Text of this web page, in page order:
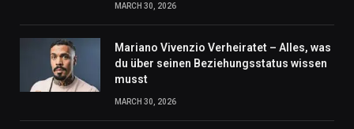
MARCH 30, 2026
Mariano Vivenzio Verheiratet – Alles, was
du über seinen Beziehungsstatus wissen
musst
MARCH 30, 2026